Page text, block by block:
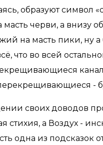
образуют символ
масть черви, а внизу
на масть пики, ну а
что во всей
-
своих доводов
стихия, а Воздух -
одна из подсказок